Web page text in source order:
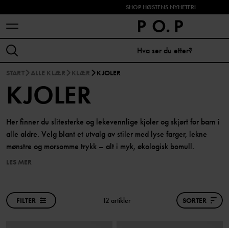
SHOP HØSTENS NYHETER!
START ALLE KLÆR KLÆR KJOLER
KJOLER
Her finner du slitesterke og lekevennlige kjoler og skjørt for barn i
alle aldre. Velg blant et utvalg av stiler med lyse farger, lekne
mønstre og morsomme trykk – alt i myk, økologisk bomull.
LES MER
FILTER 12 artikler SORTER